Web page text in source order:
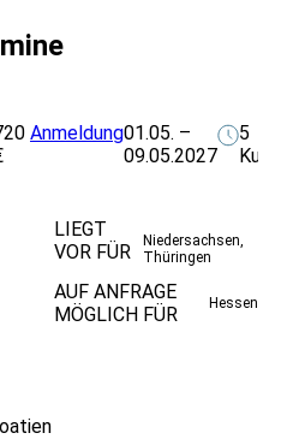
Anmeldung01.05. –
09.05.2027
5
LIEGT
VOR FÜR
Niedersachsen,
Thüringen
AUF ANFRAGE
MÖGLICH FÜR
Hessen